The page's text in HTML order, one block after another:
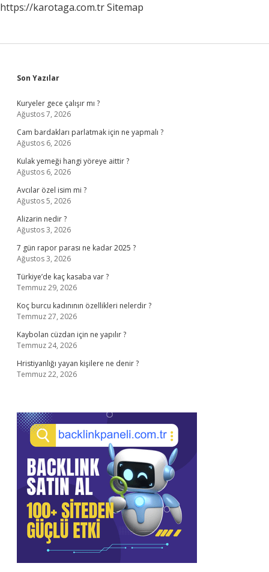
https://karotaga.com.trSitemap
Sidebar
Son Yazılar
Kuryeler gece çalışır mı ?
Ağustos 7, 2026
Cam bardakları parlatmak için ne yapmalı ?
Ağustos 6, 2026
Kulak yemeği hangi yöreye aittir ?
Ağustos 6, 2026
Avcılar özel isim mi ?
Ağustos 5, 2026
Alizarin nedir ?
Ağustos 3, 2026
7 gün rapor parası ne kadar 2025 ?
Ağustos 3, 2026
Türkiye’de kaç kasaba var ?
Temmuz 29, 2026
Koç burcu kadınının özellikleri nelerdir ?
Temmuz 27, 2026
Kaybolan cüzdan için ne yapılır ?
Temmuz 24, 2026
Hristiyanlığı yayan kişilere ne denir ?
Temmuz 22, 2026